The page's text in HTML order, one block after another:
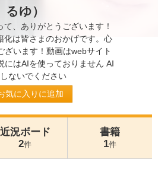
るゆ）
て、ありがとうございます！
化は皆さまのおかげです。心
ざいます！動画はwebサイト
にはAIを使っておりません AI
ないでください
気に入りに追加
近況ボード
2件
書籍
1件